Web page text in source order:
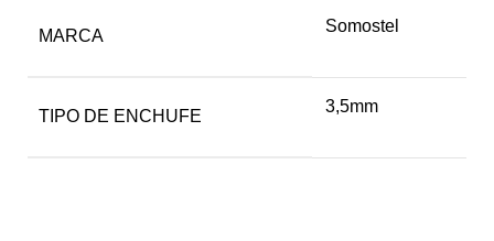
MARCA
Somostel
TIPO DE ENCHUFE
3,5mm